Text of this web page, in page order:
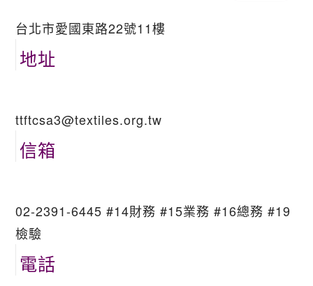
台北市愛國東路22號11樓
地址
ttftcsa3@textiles.org.tw
信箱
02-2391-6445 #14財務 #15業務 #16總務 #19
檢驗
電話